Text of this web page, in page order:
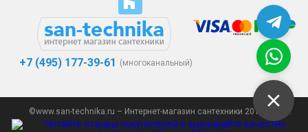
+7 (495) 177-39-61 (многоканальный)
©www.san-technika.ru – Интернет-магазин сантехники 2013 - 2023.